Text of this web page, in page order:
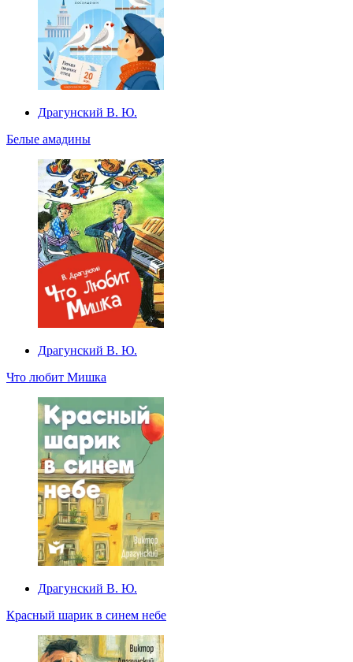
Драгунский В. Ю.
Белые амадины
Драгунский В. Ю.
Что любит Мишка
Драгунский В. Ю.
Красный шарик в синем небе